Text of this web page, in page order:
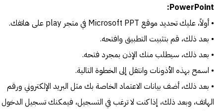
PowerPoint:
• أولاً، عليك تحديد موقع Microsoft PPT في متجر play على هاتفك.
• بعد ذلك، قم بتثبيت التطبيق وافتحه.
• بعد ذلك، سيطلب منك الإذن بمجرد فتحه.
• اسمح بهذه الأذونات وانتقل إلى الخطوة التالية.
• بعد ذلك، أضف بيانات الاعتماد الخاصة بك مثل البريد الإلكتروني ورقم
الهاتف، وبعد ذلك، إذا كنت لا ترغب في التسجيل، فيمكنك تسجيل الدخول